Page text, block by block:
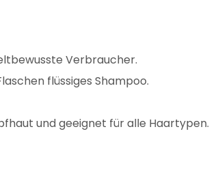
Verbraucher.
flüssiges Shampoo.
und geeignet für alle Haartypen.